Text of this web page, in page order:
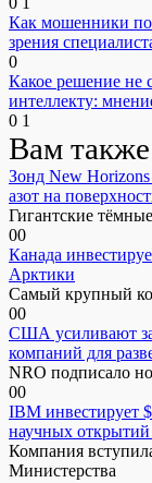
Как мошенники
зрения
0
Какое решение не
интеллекту:
0 1
Вам
Зонд New
азот на
Гигантские
00
Канада
Арктики
Самый крупный
00
США усиливают
компаний для
NRO подписало
00
IBM инвестирует
научных
Компания
Министерства